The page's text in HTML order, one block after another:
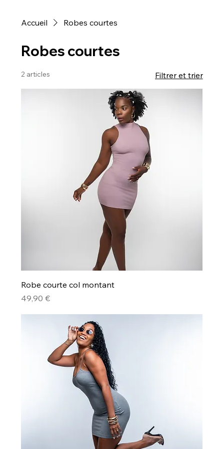
Accueil Robes courtes
Robes courtes
2 articles Filtrer et trier
Robe courte col montant
Prix
49,90 €